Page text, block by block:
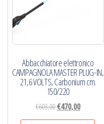
Abbacchiatore elettronico
CAMPAGNOLA MASTER PLUG-IN,
21,6 VOLTS, Carbonium cm.
150/220
€603,00Il
prezzo
€470,00Il
prezzo